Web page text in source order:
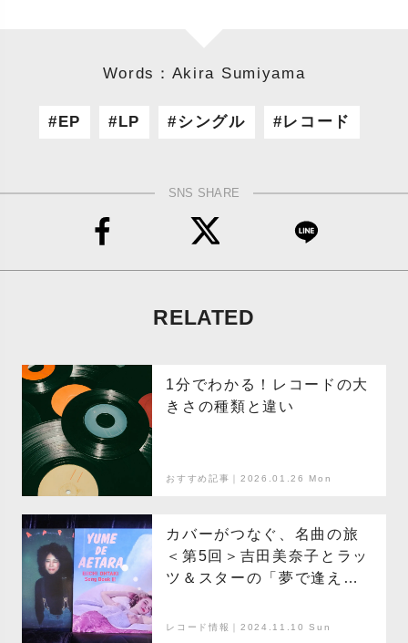
Words：Akira Sumiyama
EP LP シングル レコード
SNS SHARE
RELATED
1分でわかる！レコードの大
きさの種類と違い
おすすめ記事｜2026.01.26 Mon
カバーがつなぐ、名曲の旅
＜第5回＞吉田美奈子とラッ
ツ＆スターの「夢で逢えた
レコード情報｜2024.11.10 Sun